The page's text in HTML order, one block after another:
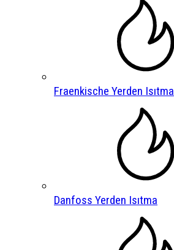
Fraenkische Yerden Isıtma
Danfoss Yerden Isıtma